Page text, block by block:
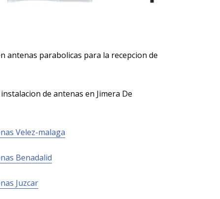
antenas parabolicas para la recepcion de
de antenas en Jimera De
Velez-malaga
Benadalid
Juzcar